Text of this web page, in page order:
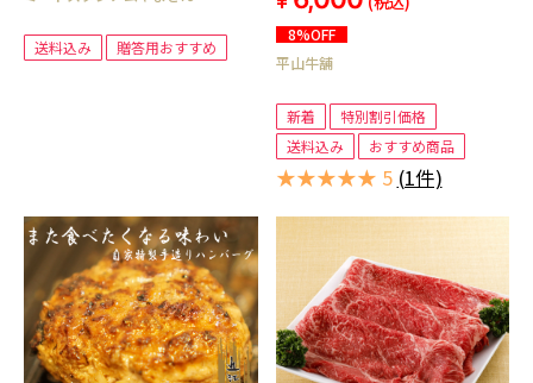
送料込み 贈答用おすすめ
8%OFF
平山牛舗
新着
特別割引価格
送料込み
おすすめ商品
★★★★★ 5 (1件)